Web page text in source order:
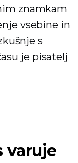
znamkam
vsebine in
s
je pisatelj
varuje